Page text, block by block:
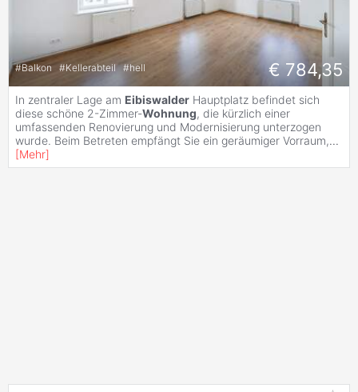
#Balkon #Kellerabteil #hell € 784,35
In zentraler Lage am Eibiswalder Hauptplatz befindet sich
diese schöne 2-Zimmer-Wohnung, die kürzlich einer
umfassenden Renovierung und Modernisierung unterzogen
wurde. Beim Betreten empfängt Sie ein geräumiger Vorraum,...
[Mehr]